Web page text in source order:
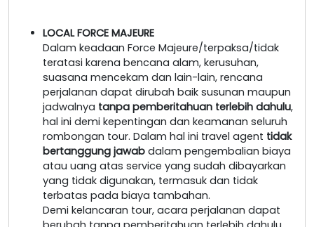
LOCAL FORCE MAJEURE
Dalam keadaan Force Majeure/terpaksa/tidak
teratasi karena bencana alam, kerusuhan,
suasana mencekam dan lain-lain, rencana
perjalanan dapat dirubah baik susunan maupun
jadwalnya tanpa pemberitahuan terlebih dahulu,
hal ini demi kepentingan dan keamanan seluruh
rombongan tour. Dalam hal ini travel agent tidak
bertanggung jawab dalam pengembalian biaya
atau uang atas service yang sudah dibayarkan
yang tidak digunakan, termasuk dan tidak
terbatas pada biaya tambahan.
Demi kelancaran tour, acara perjalanan dapat